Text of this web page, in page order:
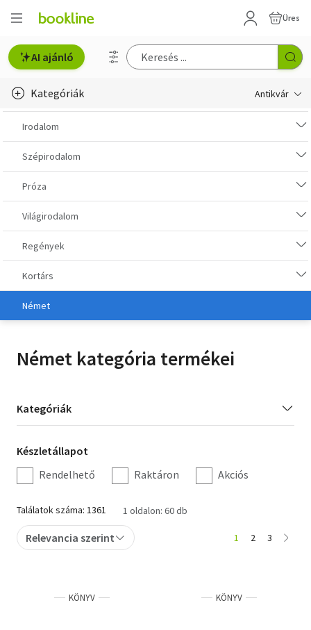
Üres
AI ajánló
Kategóriák Antikvár
Metszet
Régi képeslap
Életmód, egészség
Erotika
Gyermek- és ifjúsági
Hobbi, szabadidő
Idegen nyelvű
Kotta
Művészet
Szakkönyv
Szótár, nyelvkönyv
Tankönyv, segédkönyv
Társadalomtudomány
Irodalom
Szépirodalom
Próza
Világirodalom
Regények
Kortárs
Német
Német kategória termékei
Kategória
szűrés
Kategóriák
Készletállapot
szűrés
Készletállapot
Rendelhető
Raktáron Akciós
Találatok száma: 1361 1 oldalon: 60 db
Relevancia szerint 1 2 3
KÖNYV KÖNYV